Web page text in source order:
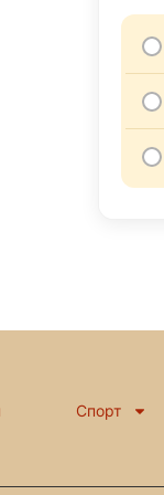
Спорт